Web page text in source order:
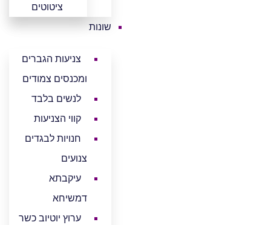
ציטוטים
שונות
צניעות הגברים
ומכנסים צמודים
לנשים בלבד
קווי הצניעות
חנויות לבגדים
צנועים
עיקבתא
דמשיחא
ערוץ יוטיוב כשר